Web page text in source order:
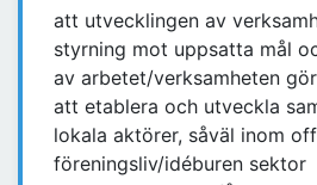
att utvecklingen av
styrning mot uppsatta mål
av arbetet/verksamheten
att etablera och utveckla
lokala aktörer, såväl inom
föreningsliv/idéburen sektor